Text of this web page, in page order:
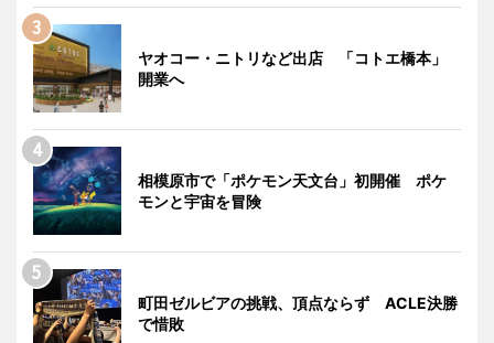
ヤオコー・ニトリなど出店 「コトエ橋本」
開業へ
相模原市で「ポケモン天文台」初開催 ポケ
モンと宇宙を冒険
町田ゼルビアの挑戦、頂点ならず ACLE決勝
で惜敗